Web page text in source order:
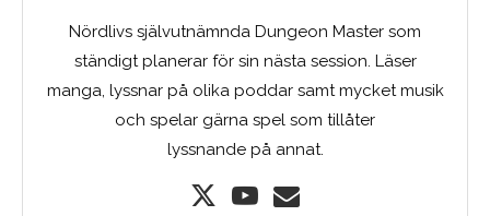
Nördlivs självutnämnda Dungeon Master som
ständigt planerar för sin nästa session. Läser
manga, lyssnar på olika poddar samt mycket musik
och spelar gärna spel som tillåter
lyssnande på annat.